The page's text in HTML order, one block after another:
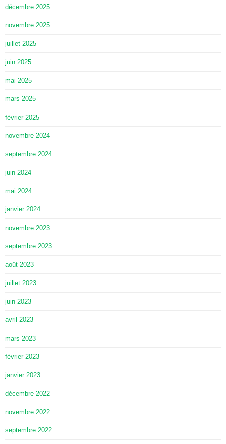
décembre 2025
novembre 2025
juillet 2025
juin 2025
mai 2025
mars 2025
février 2025
novembre 2024
septembre 2024
juin 2024
mai 2024
janvier 2024
novembre 2023
septembre 2023
août 2023
juillet 2023
juin 2023
avril 2023
mars 2023
février 2023
janvier 2023
décembre 2022
novembre 2022
septembre 2022